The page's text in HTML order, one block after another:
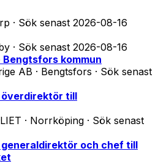
· Sök senast 2026-08-16
· Sök senast 2026-08-16
kommun
AB · Bengtsfors · Sök senast
överdirektör till
· Norrköping · Sök senast
generaldirektör och chef till